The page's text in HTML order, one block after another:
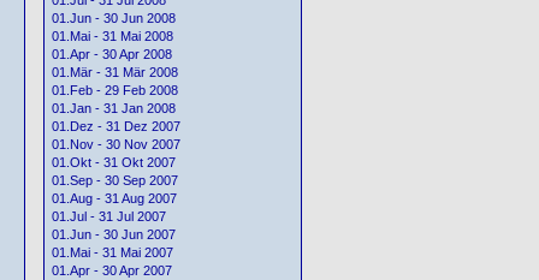
01.Jun - 30 Jun 2008
01.Mai - 31 Mai 2008
01.Apr - 30 Apr 2008
01.Mär - 31 Mär 2008
01.Feb - 29 Feb 2008
01.Jan - 31 Jan 2008
01.Dez - 31 Dez 2007
01.Nov - 30 Nov 2007
01.Okt - 31 Okt 2007
01.Sep - 30 Sep 2007
01.Aug - 31 Aug 2007
01.Jul - 31 Jul 2007
01.Jun - 30 Jun 2007
01.Mai - 31 Mai 2007
01.Apr - 30 Apr 2007